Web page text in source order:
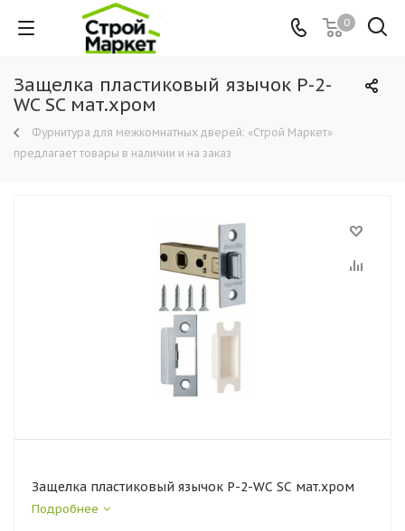
0
Защелка пластиковый язычок Р-2-
WC SC мат.хром
Фурнитура для межкомнатных дверей: «Строй Маркет»
предлагает товары в наличии и на заказ
Защелка пластиковый язычок Р-2-WC SC мат.хром
Подробнее